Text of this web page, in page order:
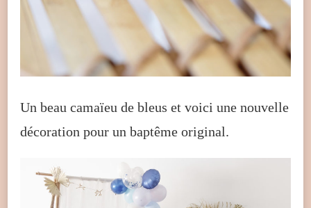
Un beau camaïeu de bleus et voici une nouvelle
décoration pour un baptême original.